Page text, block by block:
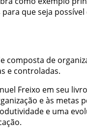
para queseja possível
composta de
e controladas.
Freixo em seu livro
eàs metas
e uma
.